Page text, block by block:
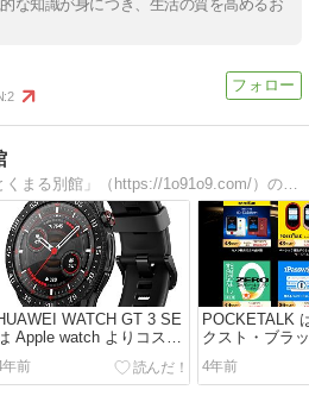
な知識が身につき、生活の質を高めるお
2
メインサイトの「とくとくまる別館」（https://1o91o9.com/）の姉サイトです。
WATCH GT 3 SE
Apple watch よりコスパ
は良さげ
年前
POCKETALK
クスト・ブラ
ーでお得に購
4年前